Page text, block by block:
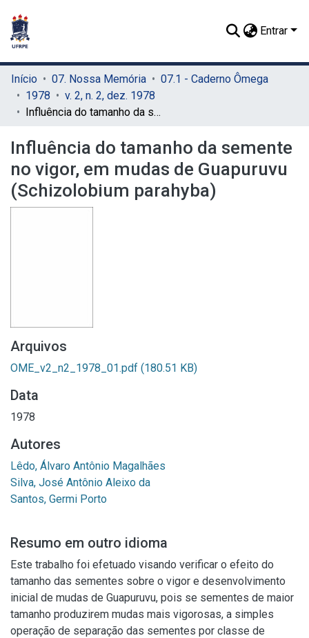
Entrar
Início 07. Nossa Memória
07.1 - Caderno Ômega
1978
v. 2, n. 2, dez. 1978
Influência do tamanho da semente no vigor, em mudas de Guapuruvu (Schizolobium parahyba)
Influência do tamanho da semente
no vigor, em mudas de Guapuruvu
(Schizolobium parahyba)
Arquivos
OME_v2_n2_1978_01.pdf (180.51 KB)
Data
1978
Autores
Lêdo, Álvaro Antônio Magalhães
Silva, José Antônio Aleixo da
Santos, Germi Porto
Resumo em outro idioma
Este trabalho foi efetuado visando verificar o efeito do
tamanho das sementes sobre o vigor e desenvolvimento
inicial de mudas de Guapuruvu, pois se sementes de maior
tamanho produzirem mudas mais vigorosas, a simples
operação de separação das sementes por classe de